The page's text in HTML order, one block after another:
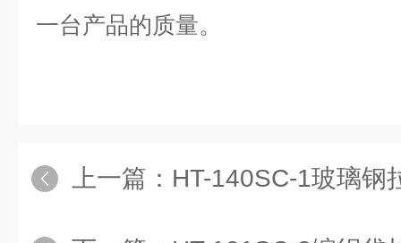
一台产品的质量。
上一篇： HT-140SC-1玻璃钢